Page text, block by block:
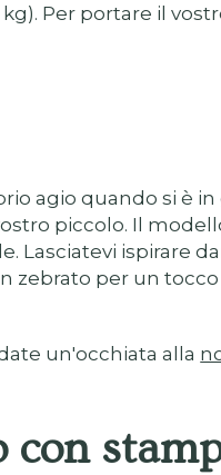
Per portare il
agio quando si è
piccolo. Il
ispirare
per un
un'occhiata alla